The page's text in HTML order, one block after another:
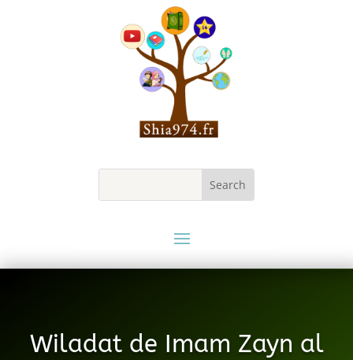
Wiladat de Imam Zayn al